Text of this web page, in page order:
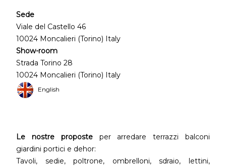
Sede
Viale del Castello 46
10024 Moncalieri (Torino) Italy
Show-room
Strada Torino 28
10024 Moncalieri (Torino) Italy
English
Le nostre proposteper arredare terrazzi balconi
giardini portici e dehor:
Tavoli, sedie, poltrone, ombrelloni, sdraio, lettini,